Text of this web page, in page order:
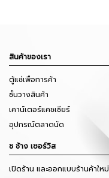
สินค้าของเรา
ตู้แช่เพื่อการค้า
ชั้นวางสินค้า
เคาน์เตอร์แคชเชียร์
อุปกรณ์ตลาดนัด
ช ช้าง เซอร์วิส
เปิดร้าน และออกแบบร้านค้าใหม่